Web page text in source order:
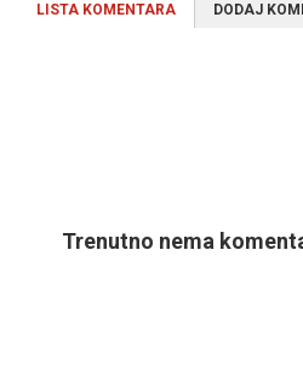
LISTA KOMENTARA DODAJ
Trenutno nema